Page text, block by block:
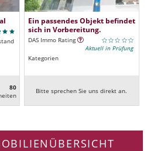
80
Ein passendes Objekt befindet
sich in Vorbereitung.
DAS Immo Rating
Aktuell in Prüfung
Kategorien
Bitte sprechen Sie uns direkt an.